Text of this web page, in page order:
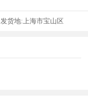
发货地:上海市宝山区